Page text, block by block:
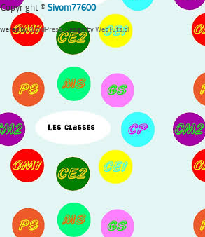
Copyright © Sivom77600
byWordPress. Design byWebTuts.pl